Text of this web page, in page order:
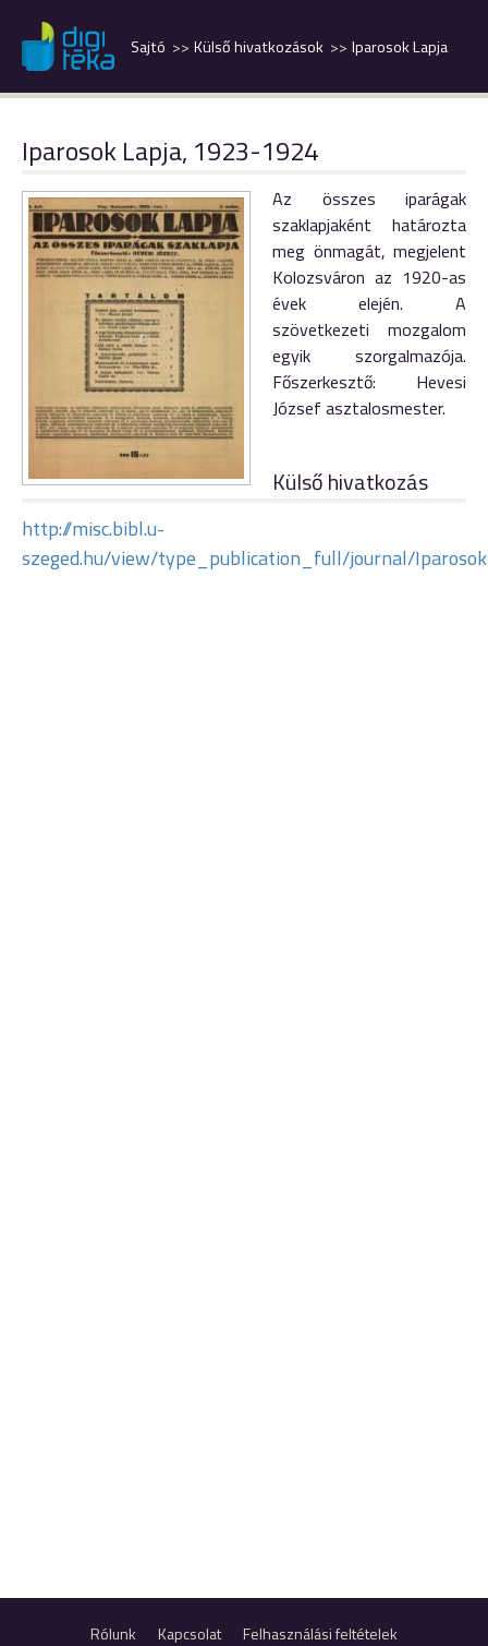
Iparosok Lapja
Külső hivatkozások
Sajtó
Iparosok Lapja, 1923-1924
Az összes iparágak
szaklapjaként határozta
meg önmagát, megjelent
Kolozsváron az 1920-as
évek elején. A
szövetkezeti mozgalom
egyik szorgalmazója.
Főszerkesztő: Hevesi
József asztalosmester.
Külső hivatkozás
http://misc.bibl.u-
szeged.hu/view/type_publication_full/journal/
Rólunk Kapcsolat
Felhasználási feltételek